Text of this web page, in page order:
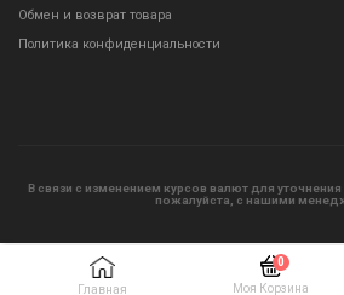
Обмен и возврат товара
Политика конфиденциальности
В связи с изменением курсов валют для
пожалуйста, с нашими
Главная Моя Корзина
0